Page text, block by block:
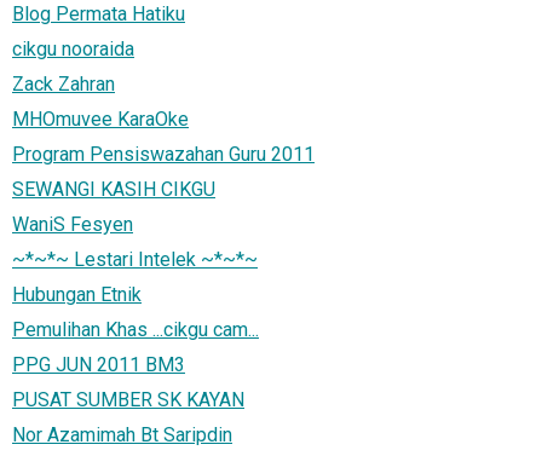
Blog Permata Hatiku
cikgu nooraida
Zack Zahran
MHOmuvee KaraOke
Program Pensiswazahan Guru 2011
SEWANGI KASIH CIKGU
WaniS Fesyen
~*~*~ Lestari Intelek ~*~*~
Hubungan Etnik
Pemulihan Khas ...cikgu cam...
PPG JUN 2011 BM3
PUSAT SUMBER SK KAYAN
Nor Azamimah Bt Saripdin